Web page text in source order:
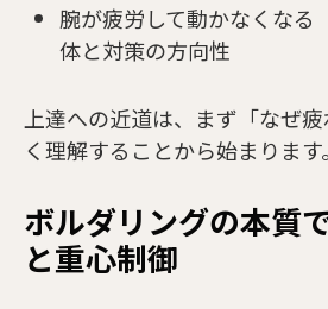
腕が疲労して動かなくなる
体と対策の方向性
上達への近道は、まず「なぜ
く理解することから始まります。
ボルダリングの本質
と重心制御